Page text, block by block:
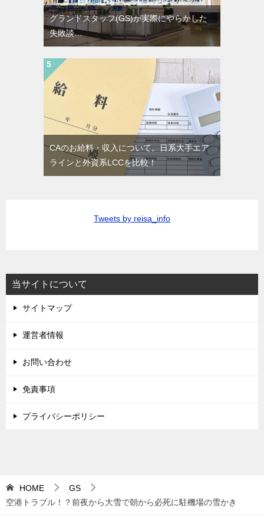
グランドスタッフ(GS)が実際にやらかした
失敗談…
CAのお給料・収入について。日系大手エア
ラインと外資系LCCを比較！
Tweets by reisa_info
当サイトについて
サイトマップ
運営者情報
お問い合わせ
免責事項
プライバシーポリシー
HOME
GS
空港トラブル！？前夜から大雪で朝から必死に駐機場の雪かき